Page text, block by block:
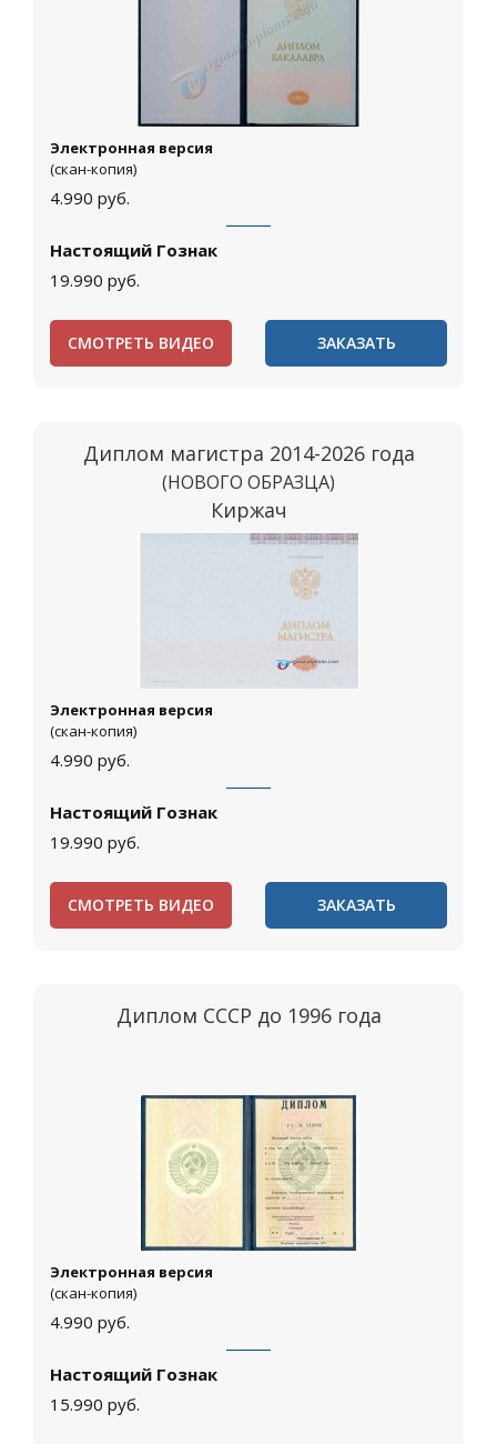
Электронная версия
(скан-копия)
4.990 руб.
Настоящий Гознак
19.990 руб.
СМОТРЕТЬ ВИДЕО ЗАКАЗАТЬ
Диплом магистра 2014-2026 года
(НОВОГО ОБРАЗЦА)
Киржач
Электронная версия
(скан-копия)
4.990 руб.
Настоящий Гознак
19.990 руб.
СМОТРЕТЬ ВИДЕО ЗАКАЗАТЬ
Диплом СССР до 1996 года
Электронная версия
(скан-копия)
4.990 руб.
Настоящий Гознак
15.990 руб.